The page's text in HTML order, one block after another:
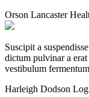
Orson Lancaster
Suscipit a
dictum pulvinar a
vestibulum
Harleigh Dodson